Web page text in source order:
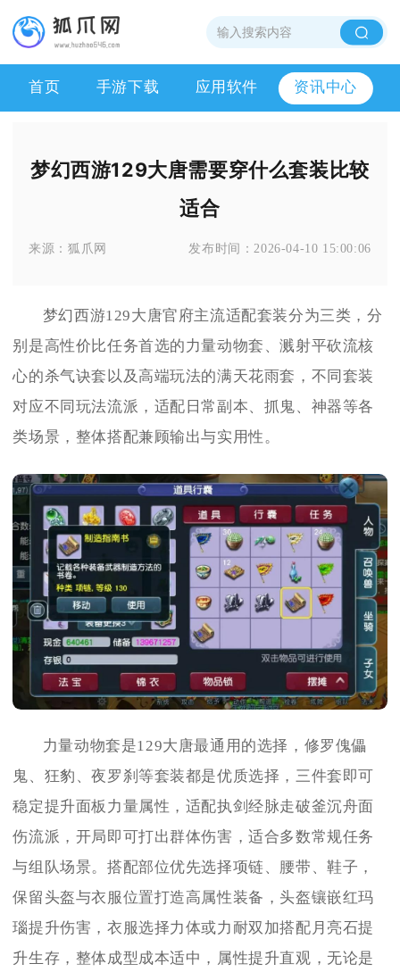
首页 手游下载 应用软件 资讯中心
梦幻西游129大唐需要穿什么套装比较
适合
来源：狐爪网 发布时间：2026-04-10 15:00:06
梦幻西游129大唐官府主流适配套装分为三类，分
别是高性价比任务首选的力量动物套、溅射平砍流核
心的杀气诀套以及高端玩法的满天花雨套，不同套装
对应不同玩法流派，适配日常副本、抓鬼、神器等各
类场景，整体搭配兼顾输出与实用性。
力量动物套是129大唐最通用的选择，修罗傀儡
鬼、狂豹、夜罗刹等套装都是优质选择，三件套即可
稳定提升面板力量属性，适配执剑经脉走破釜沉舟面
伤流派，开局即可打出群体伤害，适合多数常规任务
与组队场景。搭配部位优先选择项链、腰带、鞋子，
保留头盔与衣服位置打造高属性装备，头盔镶嵌红玛
瑙提升伤害，衣服选择力体或力耐双加搭配月亮石提
升生存，整体成型成本适中，属性提升直观，无论是